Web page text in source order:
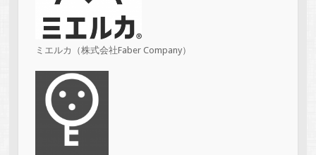
ミエルカ（株式会社Faber Company）